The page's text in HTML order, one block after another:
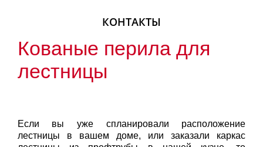
КОНТАКТЫ
Кованые перила для
лестницы
Если вы уже спланировали расположение
лестницы в вашем доме, или заказали каркас